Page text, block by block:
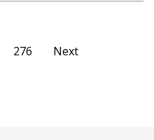
276 Next